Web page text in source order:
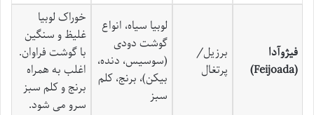
فیژوآدا
(Feijoada)
برزیل/
پرتغال
لوبیا سیاه، انواع
گوشت دودی
(سوسیس، دنده،
بیکن)، برنج، کلم
سبز
خوراک لوبیا
غلیظ و سنگین
با گوشت فراوان.
اغلب به همراه
برنج و کلم سبز
سرو می شود.